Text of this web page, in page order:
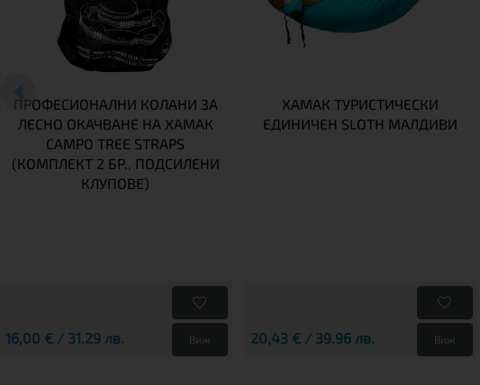
ПРОФЕСИОНАЛНИ КОЛАНИ ЗА
ЛЕСНО ОКАЧВАНЕ НА ХАМАК
CAMPO TREE STRAPS
(КОМПЛЕКТ 2 БР., ПОДСИЛЕНИ
КЛУПОВЕ)
16,00 € / 31.29 лв. Виж
ХАМАК ТУРИСТИЧЕСКИ
ЕДИНИЧЕН SLOTH МАЛДИВИ
20,43 € / 39.96 лв. Виж